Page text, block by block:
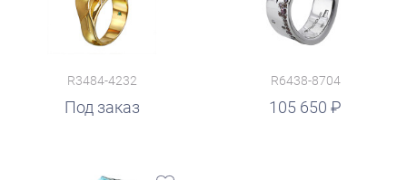
R3484-4232
Под заказ
R6438-8704
105 650
руб.